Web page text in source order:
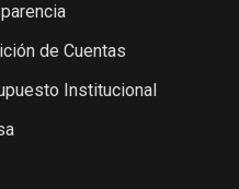
de Cuentas
Institucional